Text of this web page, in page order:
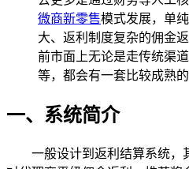
微商新零售模式发展，单
大、返利制度复杂的佣金
前市面上无论是走传统渠
等，都会有一套比较成熟
一、系统简介
一般设计到返利结算系统，